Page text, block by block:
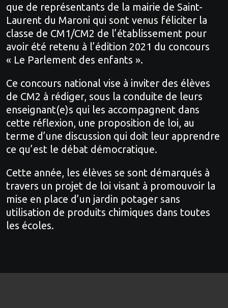
que de représentants de la mairie de Saint-
Laurent du Maroni qui sont venus féliciter la
classe de CM1/CM2 de l’établissement pour
avoir été retenu à l’édition 2021 du concours
« Le Parlement des enfants ».
Ce concours national vise à inviter des élèves
de CM2 à rédiger, sous la conduite de leurs
enseignant(e)s qui les accompagnent dans
cette réflexion, une proposition de loi, au
terme d’une discussion qui doit leur apprendre
ce qu’est le débat démocratique.
Cette année, les élèves se sont démarqués à
travers un projet de loi visant à promouvoir la
mise en place d’un jardin potager sans
utilisation de produits chimiques dans toutes
les écoles.